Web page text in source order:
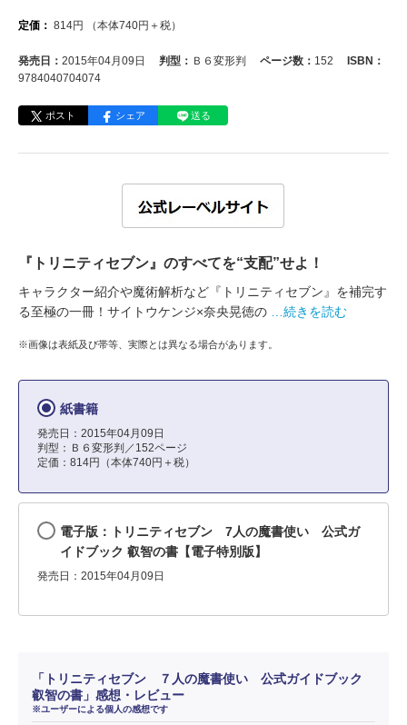
定価： 814円 （本体740円＋税）
発売日： 2015年04月09日 判型： Ｂ６変形判 ページ数： 152
ISBN：
9784040704074
ポスト シェア 送る
『トリニティセブン』のすべてを“支配”せよ！
キャラクター紹介や魔術解析など『トリニティセブン』を補完す
る至極の一冊！サイトウケンジ×奈央晃徳の
…続きを読む
※画像は表紙及び帯等、実際とは異なる場合があります。
紙書籍
発売日：2015年04月09日
判型：Ｂ６変形判／152ページ
定価：814円（本体740円＋税）
電子版：トリニティセブン 7人の魔書使い 公式ガ
イドブック 叡智の書【電子特別版】
発売日：2015年04月09日
「トリニティセブン ７人の魔書使い 公式ガイドブック
叡智の書」感想・レビュー
※ユーザーによる個人の感想です